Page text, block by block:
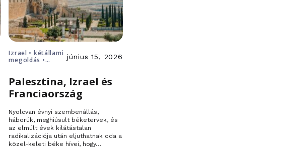
Izrael • kétállami
megoldás •
június 15, 2026
Palesztina, Izrael és
Franciaország
Nyolcvan évnyi szembenállás,
háborúk, meghiúsult béketervek, és
az elmúlt évek kilátástalan
radikalizációja után eljuthatnak oda a
közel-keleti béke hívei, hogy…